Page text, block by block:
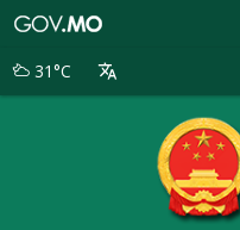
别
31°C